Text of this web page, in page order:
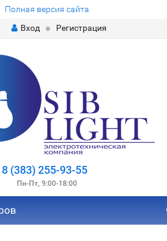
Полная версия сайта
Вход
Регистрация
8 (383) 255-93-55
Пн-Пт, 9:00-18:00